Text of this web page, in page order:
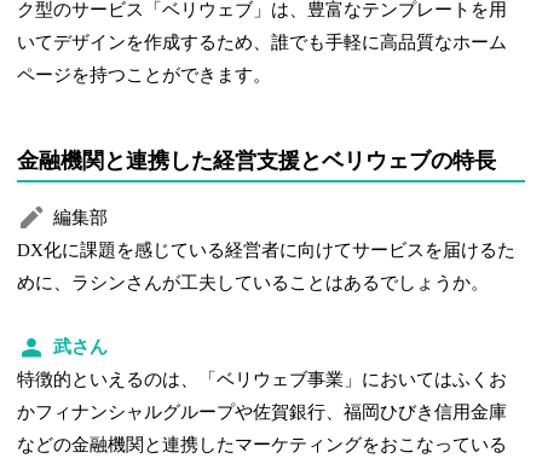
ク型のサービス「ベリウェブ」は、豊富なテンプレートを⽤
いてデザインを作成するため、誰でも手軽に高品質なホーム
ページを持つことができます。
金融機関と連携した経営支援とベリウェブの特長
編集部
DX化に課題を感じている経営者に向けてサービスを届けるた
めに、ラシンさんが工夫していることはあるでしょうか。
武さん
特徴的といえるのは、「ベリウェブ事業」においてはふくお
かフィナンシャルグループや佐賀銀行、福岡ひびき信用金庫
などの金融機関と連携したマーケティングをおこなっている